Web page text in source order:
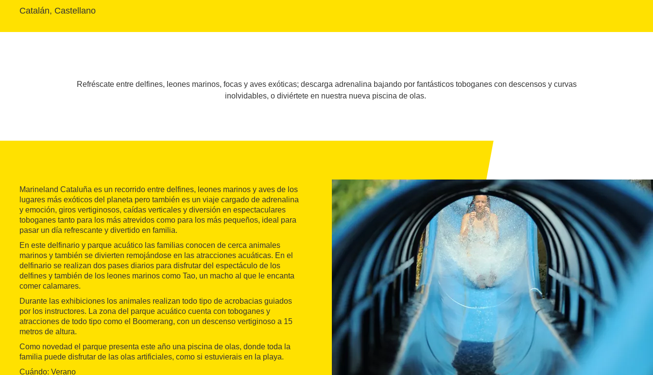
Catalán, Castellano
Refréscate entre delfines, leones marinos, focas y aves exóticas; descarga adrenalina bajando por fantásticos toboganes con descensos y curvas
inolvidables, o diviértete en nuestra nueva piscina de olas.
Marineland Cataluña es un recorrido entre delfines, leones marinos y aves de los
lugares más exóticos del planeta pero también es un viaje cargado de adrenalina
y emoción, giros vertiginosos, caídas verticales y diversión en espectaculares
toboganes tanto para los más atrevidos como para los más pequeños, ideal para
pasar un día refrescante y divertido en familia.
En este delfinario y parque acuático las familias conocen de cerca animales
marinos y también se divierten remojándose en las atracciones acuáticas. En el
delfinario se realizan dos pases diarios para disfrutar del espectáculo de los
delfines y también de los leones marinos como Tao, un macho al que le encanta
comer calamares.
Durante las exhibiciones los animales realizan todo tipo de acrobacias guiados
por los instructores. La zona del parque acuático cuenta con toboganes y
atracciones de todo tipo como el Boomerang, con un descenso vertiginoso a 15
metros de altura.
Como novedad el parque presenta este año una piscina de olas, donde toda la
familia puede disfrutar de las olas artificiales, como si estuvierais en la playa.
Cuándo: Verano